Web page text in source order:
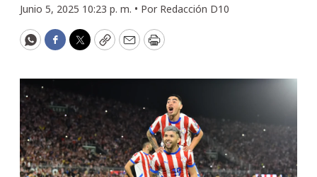
Junio 5, 2025 10:23 p. m. • Por Redacción D10
WhatsApp
Facebook
Twitter
CopyEmailPrint